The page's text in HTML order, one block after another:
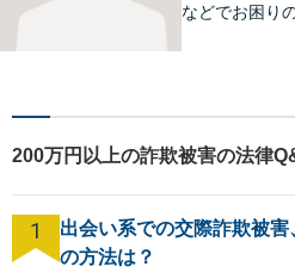
などでお困り
200万円以上の詐欺被害の法律
1
出会い系での交際詐欺被
の方法は？